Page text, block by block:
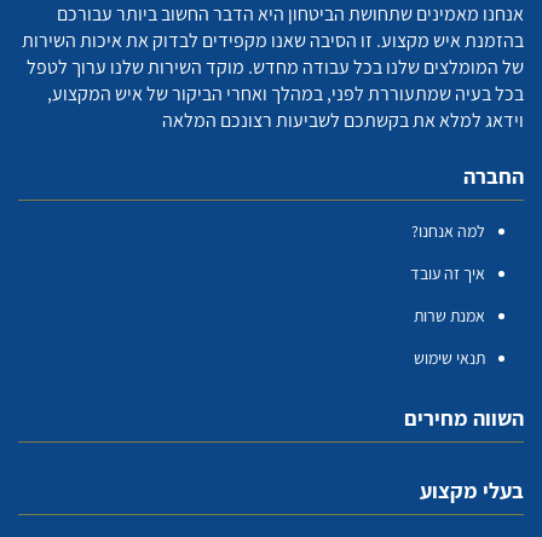
אנחנו מאמינים שתחושת הביטחון היא הדבר החשוב ביותר עבורכם
בהזמנת איש מקצוע. זו הסיבה שאנו מקפידים לבדוק את איכות השירות
של המומלצים שלנו בכל עבודה מחדש. מוקד השירות שלנו ערוך לטפל
בכל בעיה שמתעוררת לפני, במהלך ואחרי הביקור של איש המקצוע,
וידאג למלא את בקשתכם לשביעות רצונכם המלאה
החברה
למה אנחנו?
איך זה עובד
אמנת שרות
תנאי שימוש
השווה מחירים
בעלי מקצוע